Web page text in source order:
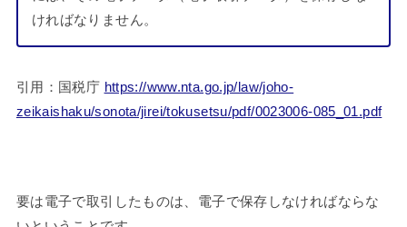
ければなりません。
引用：国税庁 https://www.nta.go.jp/law/joho-
zeikaishaku/sonota/jirei/tokusetsu/pdf/0023006-085_01.pdf
要は電子で取引したものは、電子で保存しなければならな